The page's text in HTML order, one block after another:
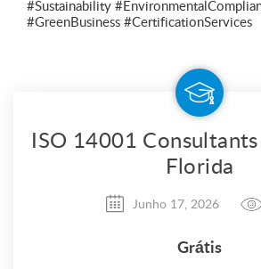
#Sustainability
#GreenBusiness #CertificationServices
ISO 14001
Florida
Junho 17, 2026
Grátis